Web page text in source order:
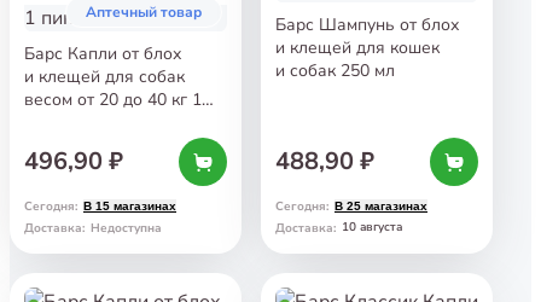
Аптечный товар
Барс Капли от блох
и клещей для собак
весом от 20 до 40 кг 1
496,90 ₽
Сегодня: В 15 магазинах
Доставка: Недоступна
Барс Шампунь от блох
и клещей для кошек
и собак 250 мл
488,90 ₽
Сегодня: В 25 магазинах
Доставка: 10 августа